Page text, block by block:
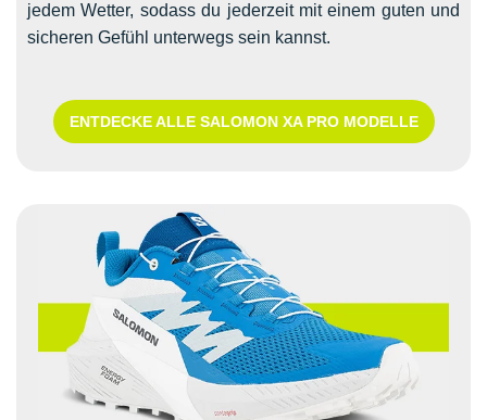
jedem Wetter, sodass du jederzeit mit einem guten und
sicheren Gefühl unterwegs sein kannst.
ENTDECKE ALLE SALOMON XA PRO MODELLE